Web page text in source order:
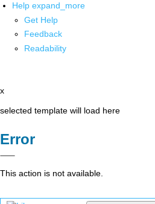
Help expand_more
Get Help
Feedback
Readability
x
selected template will load here
Error
This action is not available.